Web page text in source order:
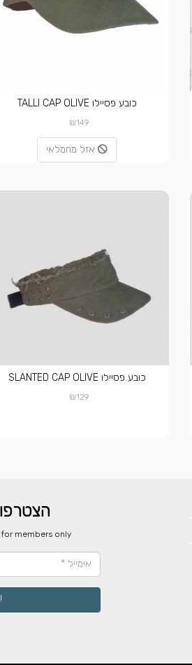
כובע פסיילו TALLI CAP OLIVE
₪149
אזל מהמלאי
כובע פסיילו SLANTED CAP OLIVE
₪129
members only
!SIGN ME UP